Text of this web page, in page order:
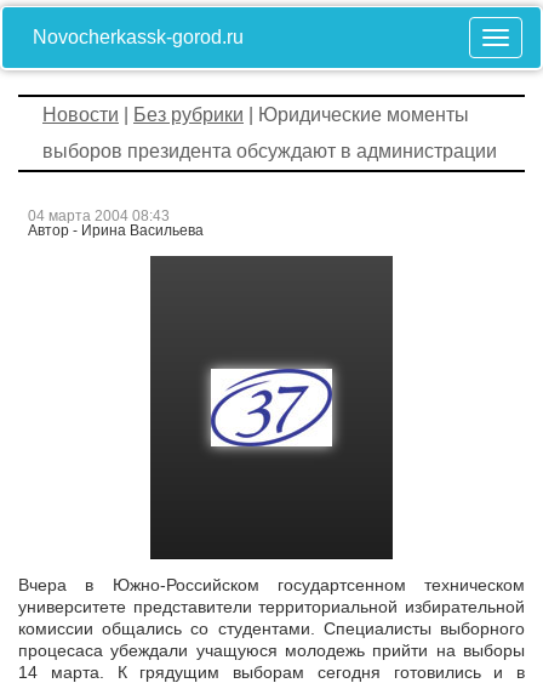
Novocherkassk-gorod.ru
Новости Без рубрики | Юридические моменты
выборов президента обсуждают в администрации
04 марта 2004 08:43
Автор - Ирина Васильева
Вчера в Южно-Российском государтсенном техническом
университете представители территориальной избирательной
комиссии общались со студентами. Специалисты выборного
процесаса убеждали учащуюся молодежь прийти на выборы
14 марта. К грядущим выборам сегодня готовились и в